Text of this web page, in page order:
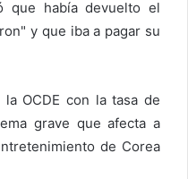
que había devuelto el
y que iba a pagar su
OCDE con la tasa de
grave que afecta a
de Corea